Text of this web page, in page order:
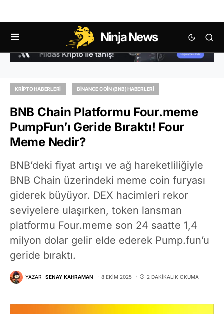
Ninja News
KRIPTO HABERLERI BINANCE COIN (BNB) HABERLERI
BNB Chain Platformu Four.meme
PumpFun’ı Geride Bıraktı! Four
Meme Nedir?
BNB’deki fiyat artışı ve ağ hareketliliğiyle
BNB Chain üzerindeki meme coin furyası
giderek büyüyor. DEX hacimleri rekor
seviyelere ulaşırken, token lansman
platformu Four.meme son 24 saatte 1,4
milyon dolar gelir elde ederek Pump.fun’u
geride bıraktı.
YAZAR: SENAY KAHRAMAN 8 EKIM 2025 2 DAKIKALIK OKUMA